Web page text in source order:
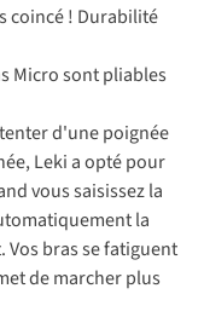
coincé ! Durabilité
Micro sont pliables
d'une poignée
Leki a opté pour
vous saisissez la
la
bras se fatiguent
de marcher plus